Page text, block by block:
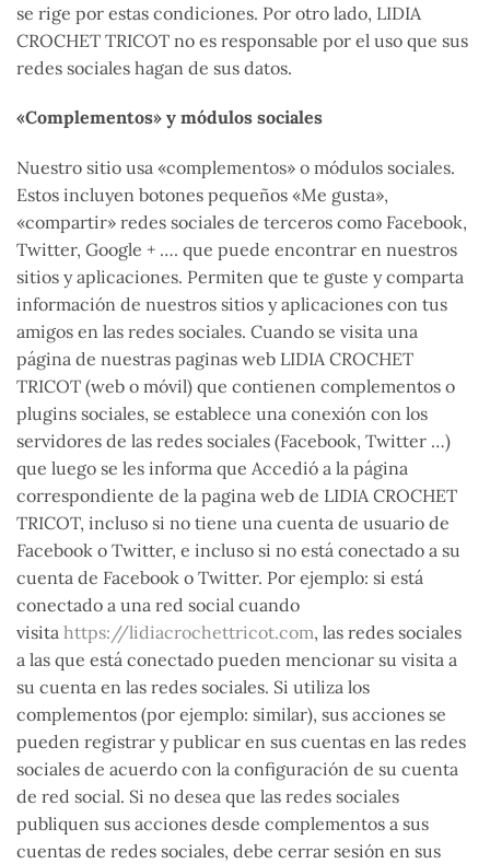
se rige por estas condiciones. Por otro lado, LIDIA
CROCHET TRICOT no es responsable por el uso que sus
redes sociales hagan de sus datos.
«Complementos» y módulos sociales
Nuestro sitio usa «complementos» o módulos sociales.
Estos incluyen botones pequeños «Me gusta»,
«compartir» redes sociales de terceros como Facebook,
Twitter, Google + …. que puede encontrar en nuestros
sitios y aplicaciones. Permiten que te guste y comparta
información de nuestros sitios y aplicaciones con tus
amigos en las redes sociales. Cuando se visita una
página de nuestras paginas web LIDIA CROCHET
TRICOT (web o móvil) que contienen complementos o
plugins sociales, se establece una conexión con los
servidores de las redes sociales (Facebook, Twitter …)
que luego se les informa que Accedió a la página
correspondiente de la pagina web de LIDIA CROCHET
TRICOT, incluso si no tiene una cuenta de usuario de
Facebook o Twitter, e incluso si no está conectado a su
cuenta de Facebook o Twitter. Por ejemplo: si está
conectado a una red social cuando
visita https://lidiacrochettricot.com, las redes sociales
a las que está conectado pueden mencionar su visita a
su cuenta en las redes sociales. Si utiliza los
complementos (por ejemplo: similar), sus acciones se
pueden registrar y publicar en sus cuentas en las redes
sociales de acuerdo con la configuración de su cuenta
de red social. Si no desea que las redes sociales
publiquen sus acciones desde complementos a sus
cuentas de redes sociales, debe cerrar sesión en sus